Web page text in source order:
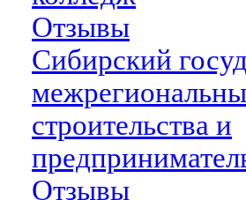
Отзывы
Сибирский
строительства и
Отзывы